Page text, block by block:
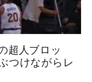
超人ブロッ
つけながらレ